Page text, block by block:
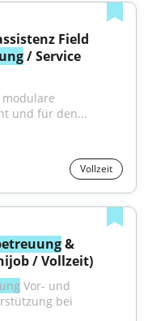
Field
/ Service
und für den...
Vollzeit
&
/ Vollzeit)
Vor- und
bei